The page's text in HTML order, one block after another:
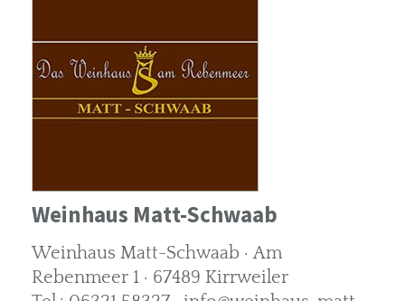
Weinhaus Matt-Schwaab
Weinhaus Matt-Schwaab · Am
Rebenmeer 1 · 67489 Kirrweiler